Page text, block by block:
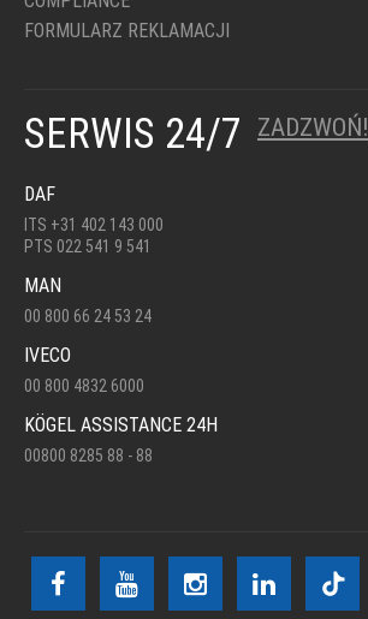
FORMULARZ REKLAMACJI
SERWIS 24/7 ZADZWOŃ!
DAF
ITS +31 402 143 000
PTS 022 541 9 541
MAN
00 800 66 24 53 24
IVECO
00 800 4832 6000
KÖGEL ASSISTANCE 24H
00800 8285 88 - 88